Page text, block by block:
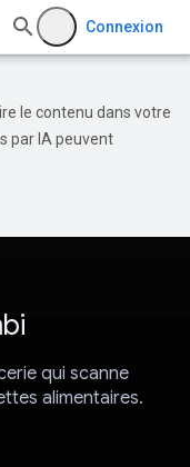
Connexion
le contenu dans votre
par IA peuvent
qui scanne
alimentaires.